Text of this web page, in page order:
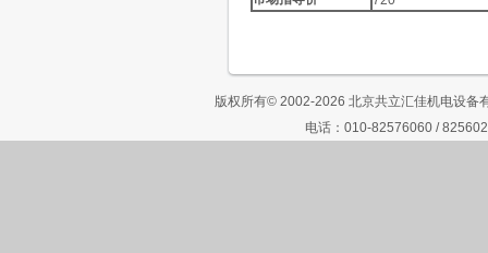
版权所有© 2002-2026 北京共立汇佳机电设备
电话：010-82576060 /